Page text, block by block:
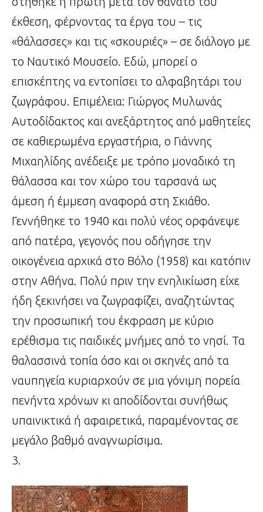
έκθεση, φέρνοντας τα έργα του – τις
«θάλασσες» και τις «σκουριές» – σε διάλογο με
το Ναυτικό Μουσείο. Εδώ, μπορεί ο
επισκέπτης να εντοπίσει το αλφαβητάρι του
ζωγράφου. Επιμέλεια: Γιώργος Μυλωνάς
Αυτοδίδακτος και ανεξάρτητος από μαθητείες
σε καθιερωμένα εργαστήρια, ο Γιάννης
Μιχαηλίδης ανέδειξε με τρόπο μοναδικό τη
θάλασσα και τον χώρο του ταρσανά ως
άμεση ή έμμεση αναφορά στη Σκιάθο.
Γεννήθηκε το 1940 και πολύ νέος ορφάνεψε
από πατέρα, γεγονός που οδήγησε την
οικογένεια αρχικά στο Βόλο (1958) και κατόπιν
στην Αθήνα. Πολύ πριν την ενηλικίωση είχε
ήδη ξεκινήσει να ζωγραφίζει, αναζητώντας
την προσωπική του έκφραση με κύριο
ερέθισμα τις παιδικές μνήμες από το νησί. Τα
θαλασσινά τοπία όσο και οι σκηνές από τα
ναυπηγεία κυριαρχούν σε μια γόνιμη πορεία
πενήντα χρόνων κι αποδίδονται συνήθως
υπαινικτικά ή αφαιρετικά, παραμένοντας σε
μεγάλο βαθμό αναγνωρίσιμα.
3.